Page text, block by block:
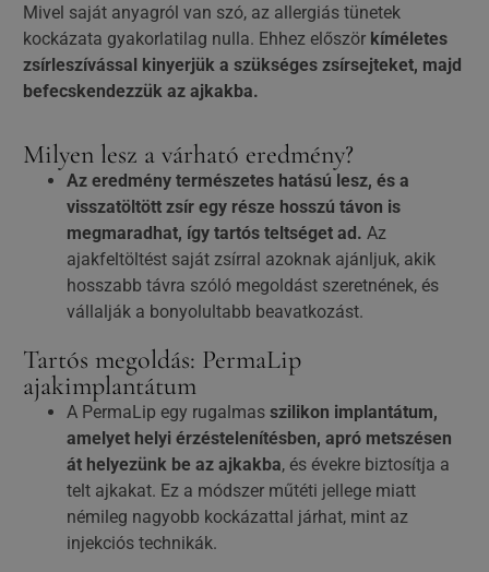
Mivel saját anyagról van szó, az allergiás tünetek
kockázata gyakorlatilag nulla. Ehhez előszörkíméletes
zsírleszívással kinyerjük a szükséges zsírsejteket, majd
befecskendezzük az ajkakba.
Milyen lesz a várható eredmény?
Az eredmény természetes hatású lesz, és a
visszatöltött zsír egy része hosszú távon is
megmaradhat, így tartós teltséget ad. Az
ajakfeltöltést saját zsírral azoknak ajánljuk, akik
hosszabb távra szóló megoldást szeretnének, és
vállalják a bonyolultabb beavatkozást.
Tartós megoldás: PermaLip
ajakimplantátum
A PermaLip egy rugalmas szilikon implantátum,
amelyet helyi érzéstelenítésben, apró metszésen
át helyezünk be az ajkakba, és évekre biztosítja a
telt ajkakat. Ez a módszer műtéti jellege miatt
némileg nagyobb kockázattal járhat, mint az
injekciós technikák.